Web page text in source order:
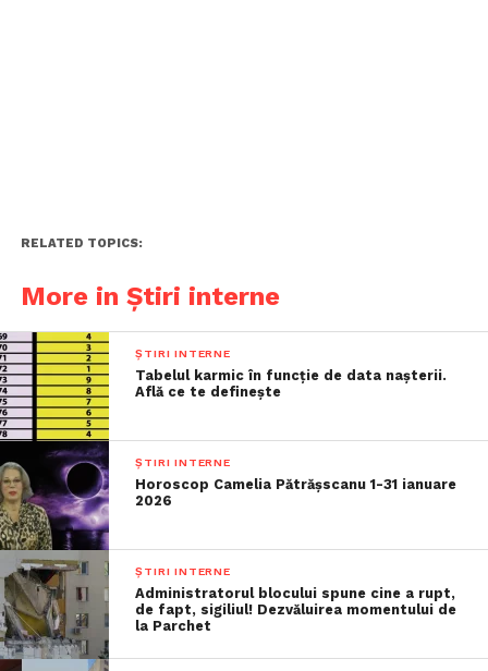
RELATED TOPICS:
More in Știri interne
ȘTIRI INTERNE
Tabelul karmic în funcție de data nașterii.
Află ce te definește
ȘTIRI INTERNE
Horoscop Camelia Pătrășscanu 1-31 ianuare
2026
ȘTIRI INTERNE
Administratorul blocului spune cine a rupt,
de fapt, sigiliul! Dezvăluirea momentului de
la Parchet